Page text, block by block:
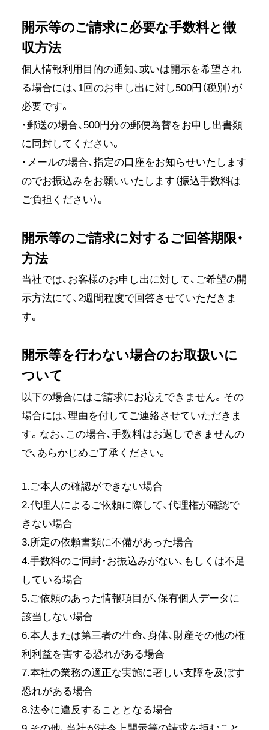
開示等のご請求に必要な手数料と徴
収方法
個人情報利用目的の通知、或いは開示を希望され
る場合には、1回のお申し出に対し500円（税別）が
必要です。
・郵送の場合、500円分の郵便為替をお申し出書類
に同封してください。
・メールの場合、指定の口座をお知らせいたします
のでお振込みをお願いいたします（振込手数料は
ご負担ください）。
開示等のご請求に対するご回答期限・
方法
当社では、お客様のお申し出に対して、ご希望の開
示方法にて、2週間程度で回答させていただきま
す。
開示等を行わない場合のお取扱いに
ついて
以下の場合にはご請求にお応えできません。その
場合には、理由を付してご連絡させていただきま
す。なお、この場合、手数料はお返しできませんの
で、あらかじめご了承ください。
1.ご本人の確認ができない場合
2.代理人によるご依頼に際して、代理権が確認で
きない場合
3.所定の依頼書類に不備があった場合
4.手数料のご同封・お振込みがない、もしくは不足
している場合
5.ご依頼のあった情報項目が、保有個人データに
該当しない場合
6.本人または第三者の生命、身体、財産その他の権
利利益を害する恐れがある場合
7.本社の業務の適正な実施に著しい支障を及ぼす
恐れがある場合
8.法令に違反することとなる場合